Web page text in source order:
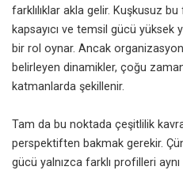
farklılıklar akla gelir. Kuşkusuz bu
kapsayıcı ve temsil gücü yüksek
bir rol oynar. Ancak
belirleyen dinamikler, çoğu
katmanlarda şekillenir.
Tam da bu noktada çeşitlilik
perspektiften bakmak gerekir.
gücü yalnızca farklı profilleri